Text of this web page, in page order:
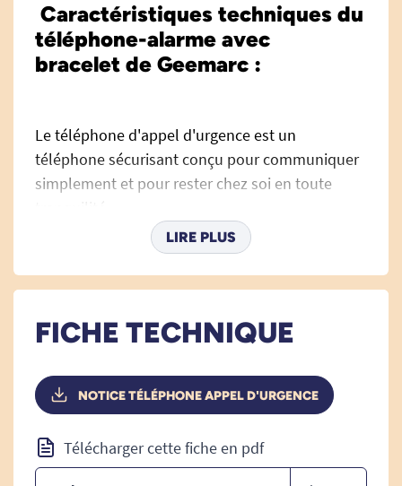
Caractéristiques techniques du
téléphone-alarme avec
bracelet de Geemarc :
Le téléphone d'appel d'urgence est un
téléphone sécurisant conçu pour communiquer
simplement et pour rester chez soi en toute
Avec une fonction alerte et une télécommande,
il vous permet de répondre à distance, même
sous la douche, au téléphone ou de composer
un appel d'urgence de votre choix. Vous pouvez
également programmer une annonce SOS
programmables.
en mode mains libres en appuyant sur la
télécommande.
LIRE PLUS
FICHE TECHNIQUE
NOTICE TÉLÉPHONE APPEL D'URGENCE
Télécharger cette fiche en pdf